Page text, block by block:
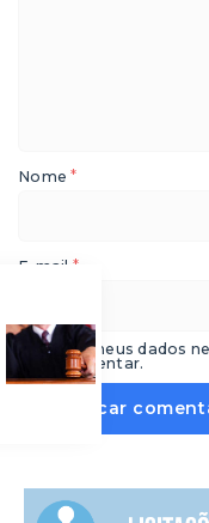
Nome*
E-mail *
Salvar meus dados
eu comentar.